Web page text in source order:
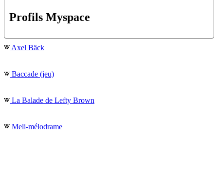
Profils Myspace
Axel Bäck
Baccade (jeu)
La Balade de Lefty Brown
Meli-mélodrame